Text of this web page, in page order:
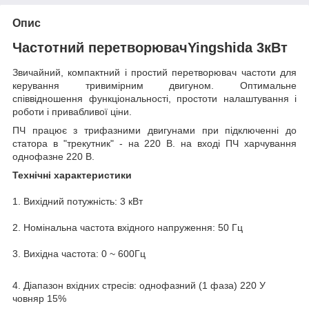
Опис
Частотний перетворювачYingshida 3кВт
Звичайний, компактний і простий перетворювач частоти для
керування тривимірним двигуном. Оптимальне
співвідношення функціональності, простоти налаштування і
роботи і привабливої ціни.
ПЧ працює з трифазними двигунами при підключенні до
статора в "трекутник" - на 220 В. на вході ПЧ харчування
однофазне 220 В.
Технічні характеристики
1. Вихідний потужність: 3 кВт
2. Номінальна частота вхідного напруження: 50 Гц
3. Вихідна частота: 0 ~ 600Гц
4. Діапазон вхідних стресів: однофазний (1 фаза) 220 У
човняр 15%